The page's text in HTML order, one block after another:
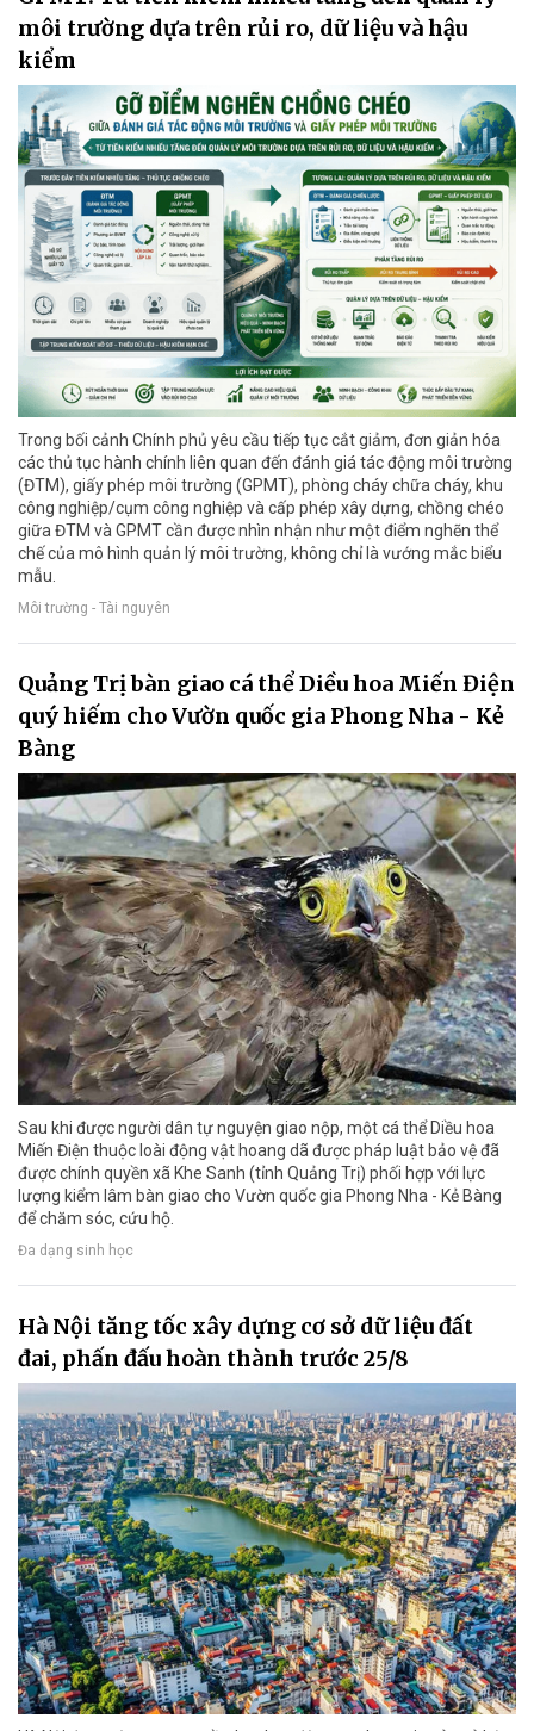
môi trường dựa trên rủi ro, dữ liệu và hậu
kiểm
Trong bối cảnh Chính phủ yêu cầu tiếp tục cắt giảm, đơn giản hóa
các thủ tục hành chính liên quan đến đánh giá tác động môi trường
(ĐTM), giấy phép môi trường (GPMT), phòng cháy chữa cháy, khu
công nghiệp/cụm công nghiệp và cấp phép xây dựng, chồng chéo
giữa ĐTM và GPMT cần được nhìn nhận như một điểm nghẽn thể
chế của mô hình quản lý môi trường, không chỉ là vướng mắc biểu
mẫu.
Môi trường - Tài nguyên
Quảng Trị bàn giao cá thể Diều hoa Miến Điện
quý hiếm cho Vườn quốc gia Phong Nha - Kẻ
Bàng
Sau khi được người dân tự nguyện giao nộp, một cá thể Diều hoa
Miến Điện thuộc loài động vật hoang dã được pháp luật bảo vệ đã
được chính quyền xã Khe Sanh (tỉnh Quảng Trị) phối hợp với lực
lượng kiểm lâm bàn giao cho Vườn quốc gia Phong Nha - Kẻ Bàng
để chăm sóc, cứu hộ.
Đa dạng sinh học
Hà Nội tăng tốc xây dựng cơ sở dữ liệu đất
đai, phấn đấu hoàn thành trước 25/8